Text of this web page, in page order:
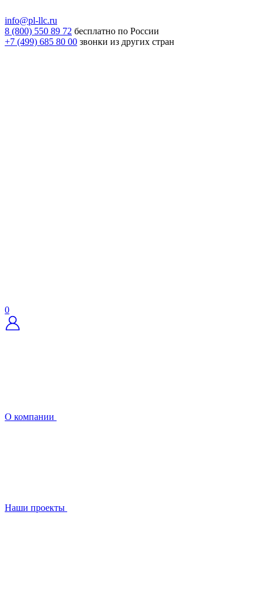
info@pl-llc.ru
8 (800) 550 89 72 бесплатно по России
+7 (499) 685 80 00 звонки из других стран
0
О компании
Наши проекты